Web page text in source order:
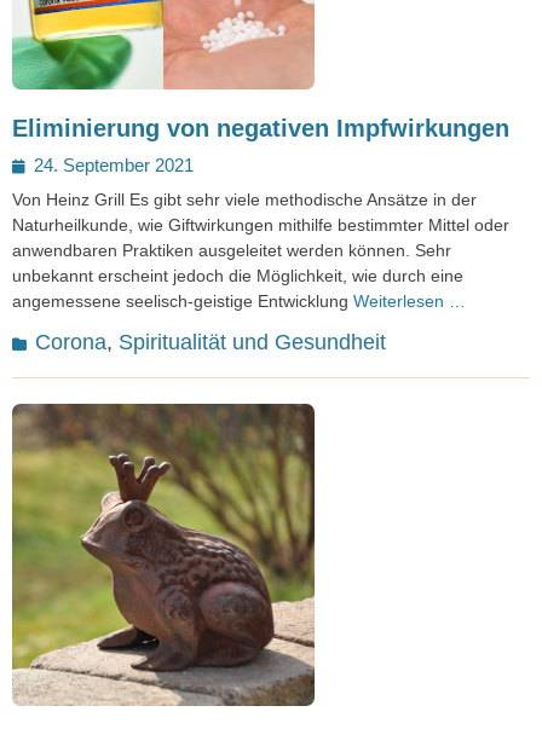
Eliminierung von negativen Impfwirkungen
Posted
on
24. September 2021
Von Heinz Grill Es gibt sehr viele methodische Ansätze in der
Naturheilkunde, wie Giftwirkungen mithilfe bestimmter Mittel oder
anwendbaren Praktiken ausgeleitet werden können. Sehr
unbekannt erscheint jedoch die Möglichkeit, wie durch eine
angemessene seelisch-geistige Entwicklung Weiterlesen …
Kategorien
Corona, Spiritualität und Gesundheit